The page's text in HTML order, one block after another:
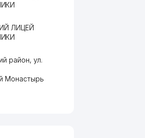
ЛИЦЕЙ
район, ул.
Монастырь